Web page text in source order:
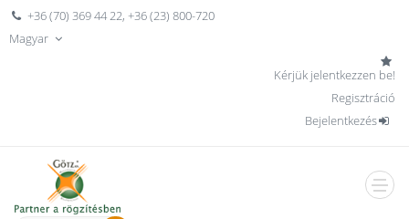
+36 (70) 369 44 22,+36 (23) 800-720
Magyar
Kérjük jelentkezzen be!
Regisztráció
Bejelentkezés